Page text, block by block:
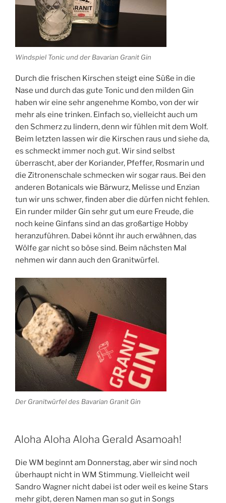
Windspiel Tonic und der Bavarian Granit Gin
Durch die frischen Kirschen steigt eine Süße in die
Nase und durch das gute Tonic und den milden Gin
haben wir eine sehr angenehme Kombo, von der wir
mehr als eine trinken. Einfach so, vielleicht auch um
den Schmerz zu lindern, denn wir fühlen mit dem Wolf.
Beim letzten lassen wir die Kirschen raus und siehe da,
es schmeckt immer noch gut. Wir sind selbst
überrascht, aber der Koriander, Pfeffer, Rosmarin und
die Zitronenschale schmecken wir sogar raus. Bei den
anderen Botanicals wie Bärwurz, Melisse und Enzian
tun wir uns schwer, finden aber die dürfen nicht fehlen.
Ein runder milder Gin sehr gut um eure Freude, die
noch keine Ginfans sind an das großartige Hobby
heranzuführen. Dabei könnt ihr auch erwähnen, das
Wölfe gar nicht so böse sind. Beim nächsten Mal
nehmen wir dann auch den Granitwürfel.
Der Granitwürfel des Bavarian Granit Gin
Aloha Aloha Aloha Gerald Asamoah!
Die WM beginnt am Donnerstag, aber wir sind noch
überhaupt nicht in WM Stimmung. Vielleicht weil
Sandro Wagner nicht dabei ist oder weil es keine Stars
mehr gibt, deren Namen man so gut in Songs